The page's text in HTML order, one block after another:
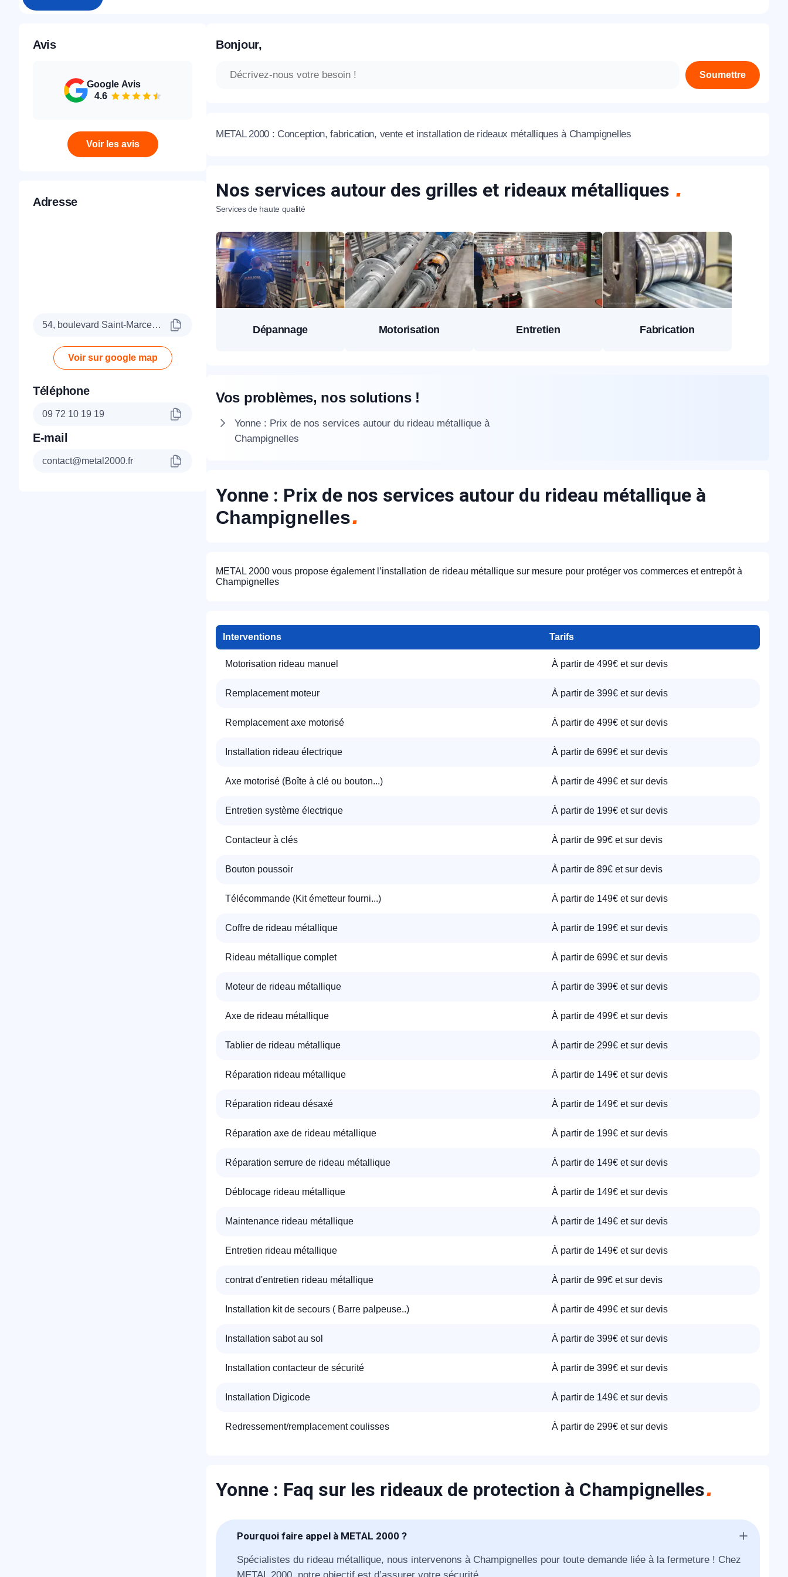
Avis
Google Avis
4.6
Voir les avis
Adresse
54, boulevard Saint-Marcel, 75005 Paris
Voir sur google map
Téléphone
09 72 10 19 19
E-mail
contact@metal2000.fr
Bonjour,
Soumettre
METAL 2000 : Conception, fabrication, vente et installation de rideaux métalliques à Champignelles
Nos services autour des grilles et rideaux métalliques
Services de haute qualité
Dépannage Motorisation Entretien Fabrication
Vos problèmes, nos solutions !
Yonne : Prix de nos services autour du rideau métallique à
Champignelles
Yonne : Prix de nos services autour du rideau métallique à
Champignelles
METAL 2000 vous propose également l’installation de rideau métallique sur mesure pour protéger vos commerces et entrepôt à
Champignelles
Interventions Tarifs
Motorisation rideau manuel À partir de 499€ et sur devis
Remplacement moteur À partir de 399€ et sur devis
Remplacement axe motorisé À partir de 499€ et sur devis
Installation rideau électrique À partir de 699€ et sur devis
Axe motorisé (Boîte à clé ou bouton...) À partir de 499€ et sur devis
Entretien système électrique À partir de 199€ et sur devis
Contacteur à clés À partir de 99€ et sur devis
Bouton poussoir À partir de 89€ et sur devis
Télécommande (Kit émetteur fourni...) À partir de 149€ et sur devis
Coffre de rideau métallique À partir de 199€ et sur devis
Rideau métallique complet À partir de 699€ et sur devis
Moteur de rideau métallique À partir de 399€ et sur devis
Axe de rideau métallique À partir de 499€ et sur devis
Tablier de rideau métallique À partir de 299€ et sur devis
Réparation rideau métallique À partir de 149€ et sur devis
Réparation rideau désaxé À partir de 149€ et sur devis
Réparation axe de rideau métallique À partir de 199€ et sur devis
Réparation serrure de rideau métallique À partir de 149€ et sur devis
Déblocage rideau métallique À partir de 149€ et sur devis
Maintenance rideau métallique À partir de 149€ et sur devis
Entretien rideau métallique À partir de 149€ et sur devis
contrat d'entretien rideau métallique À partir de 99€ et sur devis
Installation kit de secours ( Barre palpeuse..) À partir de 499€ et sur devis
Installation sabot au sol À partir de 399€ et sur devis
Installation contacteur de sécurité À partir de 399€ et sur devis
Installation Digicode À partir de 149€ et sur devis
Redressement/remplacement coulisses À partir de 299€ et sur devis
Yonne : Faq sur les rideaux de protection à Champignelles
Pourquoi faire appel à METAL 2000 ?
Spécialistes du rideau métallique, nous intervenons à Champignelles pour toute demande liée à la fermeture ! Chez
Rappel immédiat
Nous vous remercions pour
votre confiance !
Téléphone
+33
Code Postal
* Champs obligatoires pour traiter votre demande.